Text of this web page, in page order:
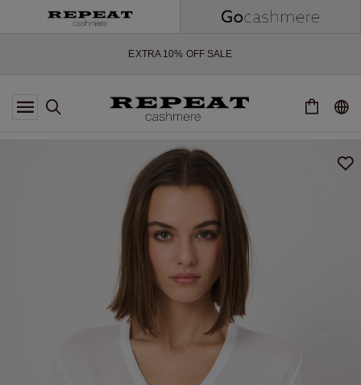
EXTRA 10% OFF SALE
*AANBIEDING IS GELDIG T/M 12 AUGUSTUS 2026
*UITZONDERINGEN KUNNEN VAN TOEPASSING ZIJN
ZACHTE NIEUWE STIJLEN EN FRISSE KLEUREN VOOR HET KOMENDE
SEIZOEN
EXTRA 10% OFF SALE